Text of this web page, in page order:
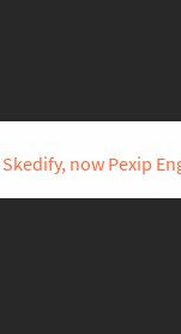
Skedify, now Pexip